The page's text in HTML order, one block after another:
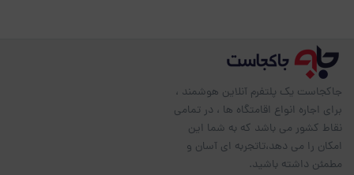
جاکجاست یک پلتفرم آنلاین هوشمند ،
برای اجاره انواع اقامتگاه ها ، در تمامی
نقاط کشور می باشد که به شما این
امکان را می دهد،تاتجربه ای آسان و
مطمئن داشته باشید.